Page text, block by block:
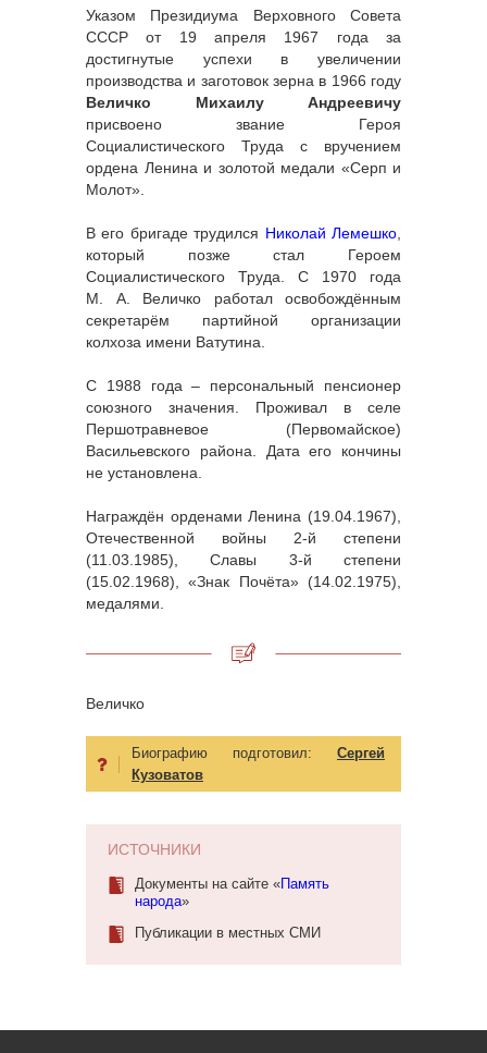
Указом Президиума Верховного Совета
СССР от 19 апреля 1967 года за
достигнутые успехи в увеличении
производства и заготовок зерна в 1966 году
Величко Михаилу Андреевичу
присвоено звание Героя
Социалистического Труда с вручением
ордена Ленина и золотой медали «Серп и
Молот».
В его бригаде трудился Николай Лемешко
который позже стал Героем
Социалистического Труда. С 1970 года
М. А. Величко работал освобождённым
секретарём партийной организации
колхоза имени Ватутина.
С 1988 года – персональный пенсионер
союзного значения. Проживал в селе
Першотравневое (Первомайское)
Васильевского района. Дата его кончины
не установлена.
Награждён орденами Ленина (19.04.1967),
Отечественной войны 2-й степени
(11.03.1985), Славы 3-й степени
(15.02.1968), «Знак Почёта» (14.02.1975),
медалями.
Величко
Биографию подготовил: Сергей
Кузоватов
ИСТОЧНИКИ
Документы на сайте «Память
народа»
Публикации в местных СМИ